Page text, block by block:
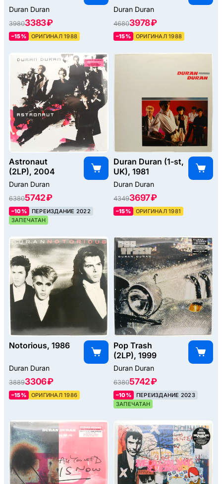
Duran Duran
39803383 ₽
–15% ОРИГИНАЛ 1988
Duran Duran
46803978 ₽
–15% ОРИГИНАЛ 1988
Astronaut
(2LP), 2004
Duran Duran
63805742 ₽
–10%
ПЕРЕИЗДАНИЕ 2022
ЗАПЕЧАТАН
Duran Duran (1-st,
UK), 1981
Duran Duran
43493697 ₽
–15% ОРИГИНАЛ 1981
Notorious, 1986
Duran Duran
38893306 ₽
–15% ОРИГИНАЛ 1986
Pop Trash
(2LP), 1999
Duran Duran
63805742 ₽
–10%
ПЕРЕИЗДАНИЕ 2023
ЗАПЕЧАТАН